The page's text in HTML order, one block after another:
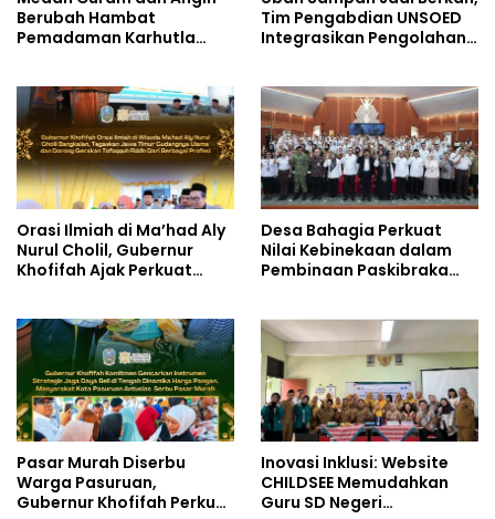
Berubah Hambat
Pemadaman Karhutla
Tim Pengabdian UNSOED
Integrasikan Pengolahan
Mutiara Hati Purwokerto
Orasi Ilmiah di Ma’had Aly
Nurul Cholil, Gubernur
Khofifah Ajak Perkuat
Desa Bahagia Perkuat
Nilai Kebinekaan dalam
Pembinaan Paskibraka
Pasar Murah Diserbu
Warga Pasuruan,
Gubernur Khofifah Perkuat
Inovasi Inklusi: Website
CHILDSEE Memudahkan
Guru SD Negeri